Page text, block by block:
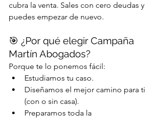
cubra la venta. Sales con cero deudas y
puedes empezar de nuevo.
🎯 ¿Por qué elegir Campaña
Martín Abogados?
Porque te lo ponemos fácil:
Estudiamos tu caso.
Diseñamos el mejor camino para ti
(con o sin casa).
Preparamos toda la